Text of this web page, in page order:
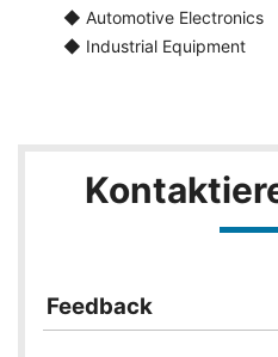
◆ Automotive Electronics
◆ Industrial Equipment
Feedback